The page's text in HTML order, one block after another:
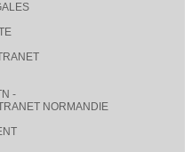
-
NORMANDIE